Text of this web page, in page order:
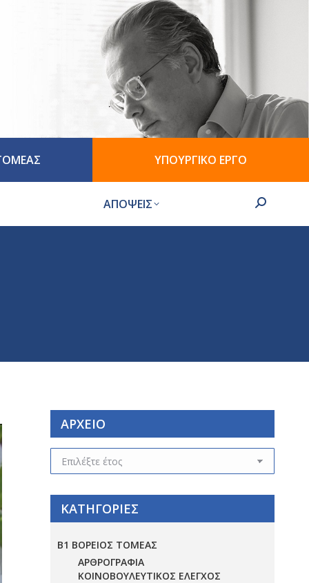
ΥΠΟΥΡΓΙΚΟ ΕΡΓΟ
ΑΠΟΨΕΙΣ Search:
ΑΡΧΕΙΟ
ΑΡΧΕΙΟ
ΚΑΤΗΓΟΡΙΕΣ
Β1 ΒΟΡΕΙΟΣ ΤΟΜΕΑΣ
ΑΡΘΡΟΓΡΑΦΙΑ
ΚΟΙΝΟΒΟΥΛΕΥΤΙΚΟΣ ΕΛΕΓΧΟΣ